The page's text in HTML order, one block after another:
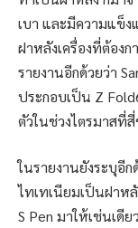
เบา และมีความแข็
ฝาหลังเครื่องที่ต้อง
รายงานอีกด้วยว่า
ประกอบเป็น Z
ตัวในช่วงไตรมาสที่
ในรายงานยังระบุอีก
ไทเทเนียมเป็นฝาห
S Pen มาให้เช่นเดี